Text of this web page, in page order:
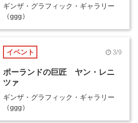
ギンザ・グラフィック・ギャラリー
（ggg）
イベント 3/9
ポーランドの巨匠 ヤン・レニ
ツァ
ギンザ・グラフィック・ギャラリー
（ggg）